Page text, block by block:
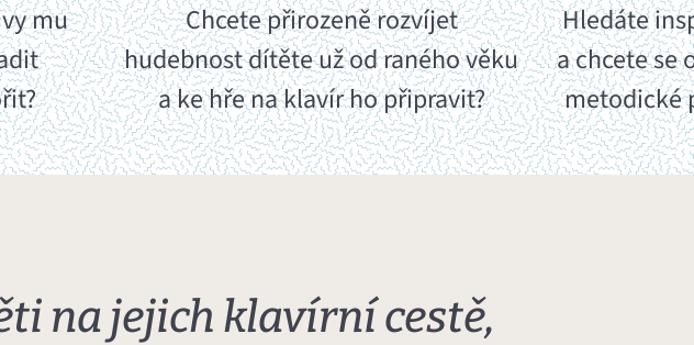
mu
Chcete přirozeně rozvíjet
hudebnost dítěte už od raného věku
a ke hře na klavír ho připravit?
Hledáte
a chcete
metodické
na jejich klavírní cestě,